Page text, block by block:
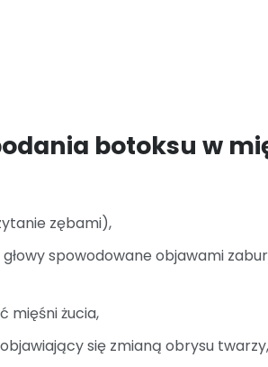
botoksu w
zębami),
spowodowane objawami
mięśni żucia,
się zmianą obrysu twarzy,